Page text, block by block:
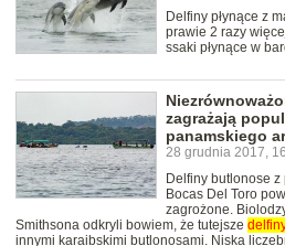
Delfiny płynące z
prawie 2 razy
ssaki płynące w
zagrażają
panamskiego
28 grudnia 2017,
Delfiny butlonose
Bocas Del Toro
zagrożone.
Smithsona odkryli bowiem, że tutejsze
innymi karaibskimi butlonosami. Niska